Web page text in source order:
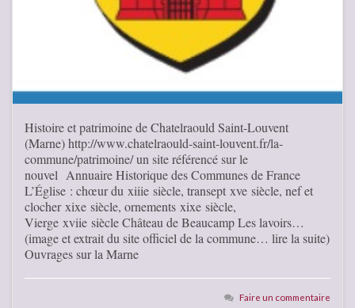
Histoire et patrimoine de Chatelraould Saint-Louvent
(Marne) http://www.chatelraould-saint-louvent.fr/la-
commune/patrimoine/ un site référencé sur le
nouvel Annuaire Historique des Communes de France
L’Église : chœur du xiiie siècle, transept xve siècle, nef et
clocher xixe siècle, ornements xixe siècle,
Vierge xviie siècle Château de Beaucamp Les lavoirs…
(image et extrait du site officiel de la commune… lire la suite)
Ouvrages sur la Marne
Faire un commentaire